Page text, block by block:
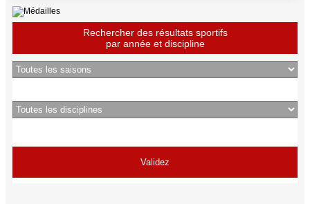
Rechercher des résultats sportifs
par année et discipline